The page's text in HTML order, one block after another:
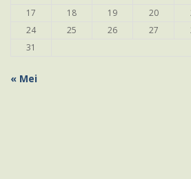
17
18 19 20
24
25 26 27
31
« Mei